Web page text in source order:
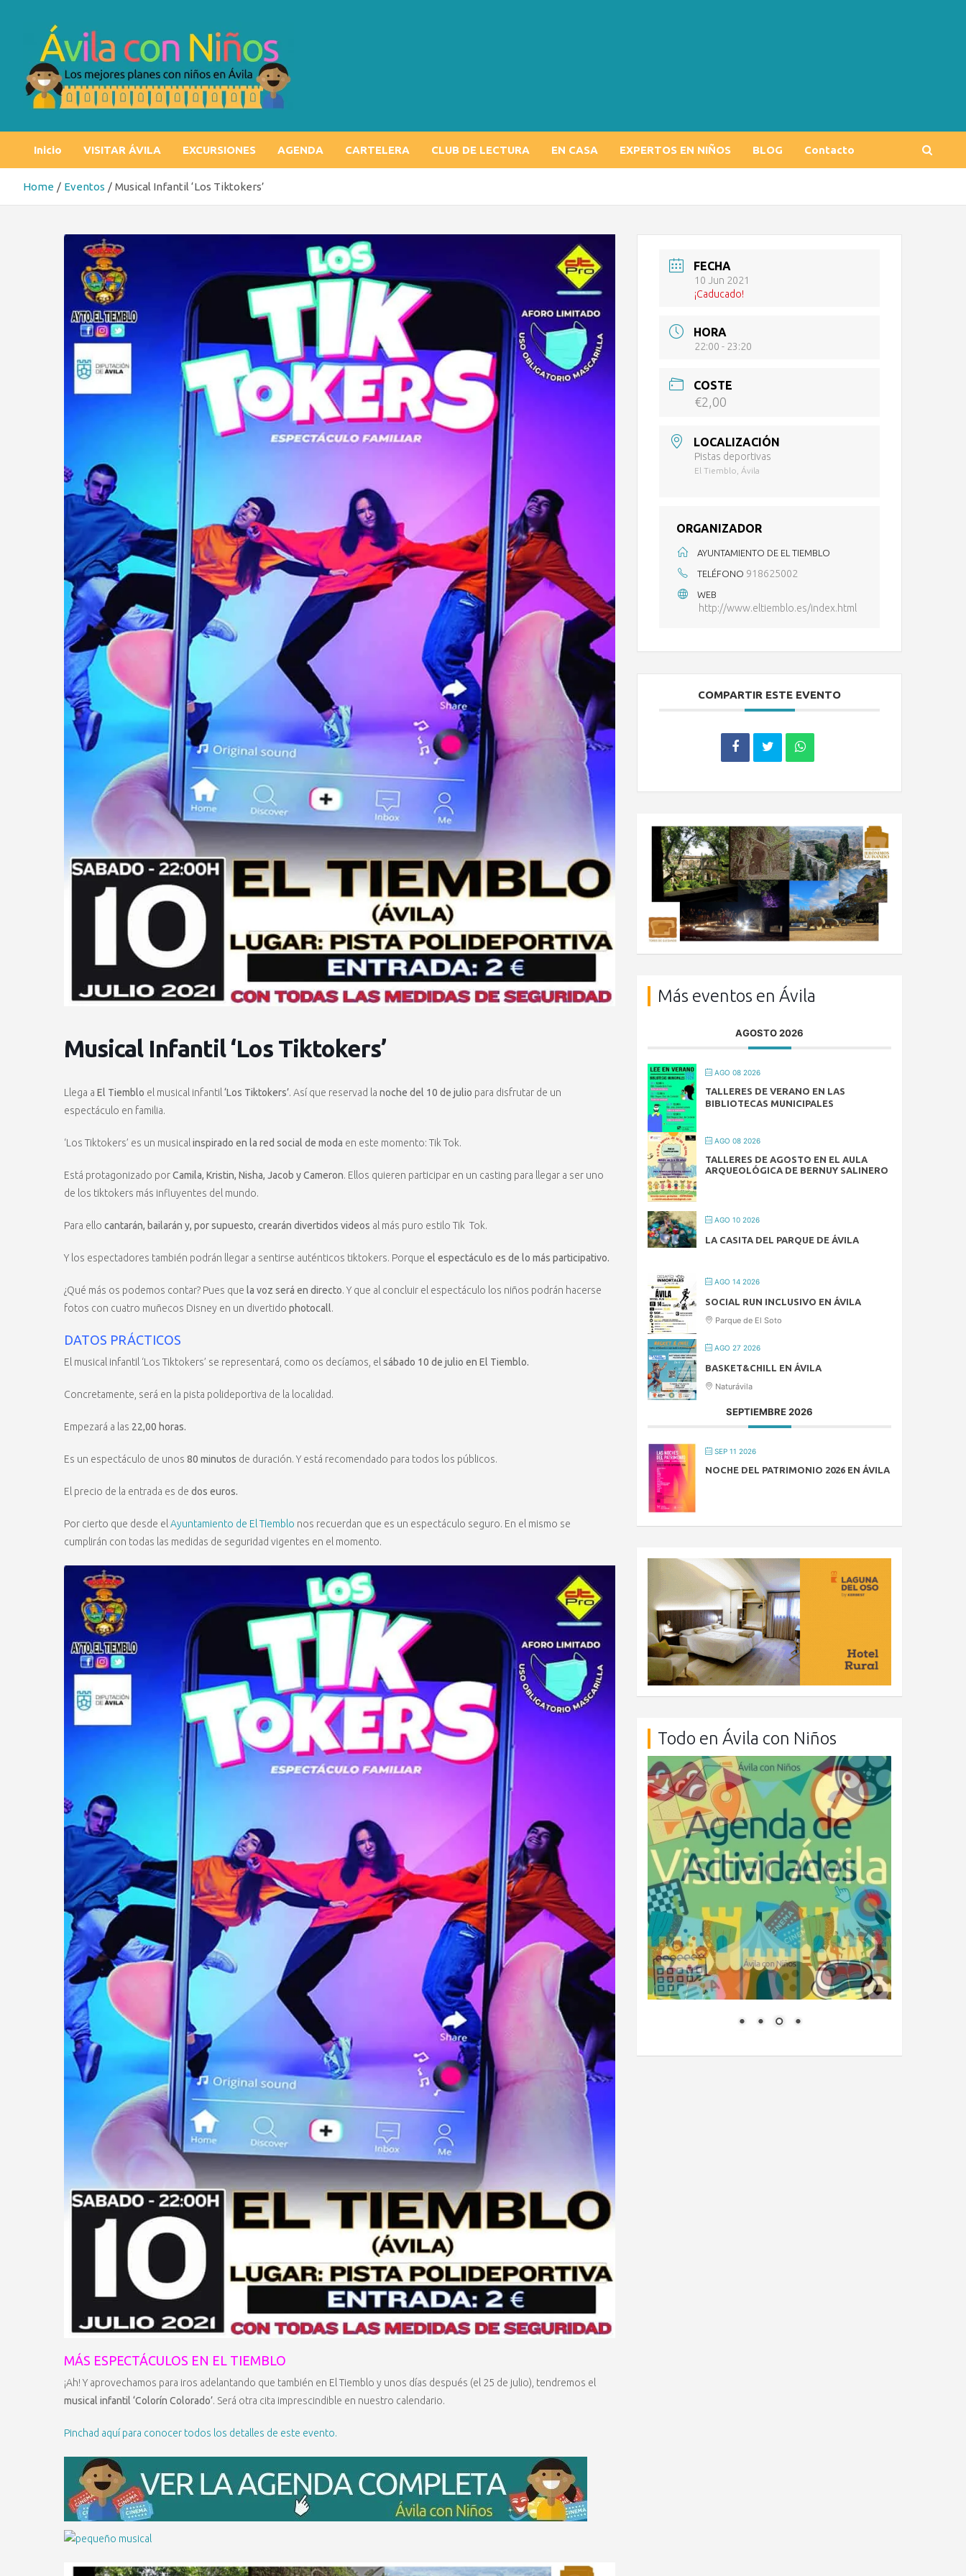
Inicio VISITAR ÁVILA EXCURSIONES AGENDA CARTELERA CLUB DE LECTURA EN CASA EXPERTOS EN NIÑOS BLOG Contacto
Home Eventos Musical Infantil ‘Los Tiktokers’
Musical Infantil ‘Los Tiktokers’
Llega a El Tiemblo el musical infantil‘Los Tiktokers’. Así que reservad la noche del 10 de julio para disfrutar de un
espectáculo en familia.
‘Los Tiktokers’ es un musicalinspirado en la red social de moda en este momento: Tik Tok.
Está protagonizado porCamila, Kristin, Nisha, Jacob y Cameron. Ellos quieren participar en un casting para llegar a ser uno
de los tiktokers más influyentes del mundo.
Para ello cantarán, bailarán y, por supuesto, crearán divertidos videos al más puro estilo Tik Tok.
Y los espectadores también podrán llegar a sentirse auténticos tiktokers. Porque el espectáculo es de lo más participativo.
¿Qué más os podemos contar? Pues que la voz será en directo. Y que al concluir el espectáculo los niños podrán hacerse
fotos con cuatro muñecos Disney en un divertido photocall.
DATOS PRÁCTICOS
El musical infantil ‘Los Tiktokers’ se representará, como os decíamos, elsábado 10 de julio en El Tiemblo.
Concretamente, será en la pista polideportiva de la localidad.
Empezará a las 22,00 horas.
Es un espectáculo de unos 80 minutos de duración. Y está recomendado para todos los públicos.
El precio de la entrada es de dos euros.
Por cierto que desde elAyuntamiento de El Tiemblo nos recuerdan que es un espectáculo seguro. En el mismo se
cumplirán con todas las medidas de seguridad vigentes en el momento.
MÁS ESPECTÁCULOS EN EL TIEMBLO
¡Ah! Y aprovechamos para iros adelantando que también en El Tiemblo y unos días después (el 25 de julio), tendremos el
musical infantil ‘Colorín Colorado’. Será otra cita imprescindible en nuestro calendario.
Pinchad aquí para conocer todos los detalles de este evento.
FECHA
10 Jun 2021
¡Caducado!
HORA
22:00 - 23:20
COSTE
€2,00
LOCALIZACIÓN
Pistas deportivas
El Tiemblo, Ávila
ORGANIZADOR
AYUNTAMIENTO DE EL TIEMBLO
TELÉFONO 918625002
WEB
http://www.eltiemblo.es/index.html
COMPARTIR ESTE EVENTO
Más eventos en Ávila
AGOSTO 2026
AGO 08 2026
TALLERES DE VERANO EN LAS
BIBLIOTECAS MUNICIPALES
AGO 08 2026
TALLERES DE AGOSTO EN EL AULA
ARQUEOLÓGICA DE BERNUY SALINERO
AGO 10 2026
LA CASITA DEL PARQUE DE ÁVILA
AGO 14 2026
SOCIAL RUN INCLUSIVO EN ÁVILA
Parque de El Soto
AGO 27 2026
BASKET&CHILL EN ÁVILA
Naturávila
SEPTIEMBRE 2026
SEP 11 2026
NOCHE DEL PATRIMONIO 2026 EN ÁVILA
Todo en Ávila con Niños